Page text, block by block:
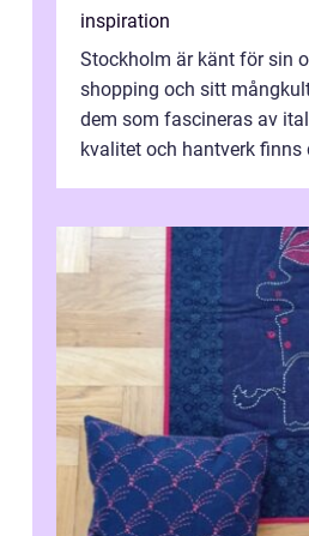
inspiration
Stockholm är känt för sin
shopping och sitt
dem som fascineras av
kvalitet och hantverk finns